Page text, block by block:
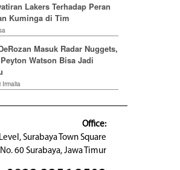
Lakers Terhadap Peran
Kuminga di Tim
Masuk Radar Nuggets,
Watson Bisa Jadi
Irmalia
Office:
Surabaya Town Square
60 Surabaya, Jawa Timur